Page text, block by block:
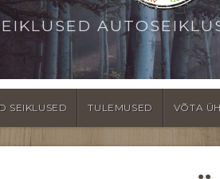
SEIKLUSED TULEMUSED VÕTA